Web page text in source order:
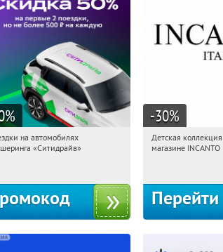
%
00:03:50
Получи первым!
на автомобилях
«Ситидрайв»
-30%
00:03:50
Детская
магазине INCANTO
Перейти